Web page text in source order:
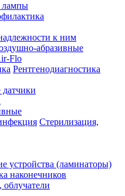
лампы
к ним
абразивные
Flo
Рентгенодиагностика
Стерилизация,
устройства (ламинаторы)
наконечников
облучатели